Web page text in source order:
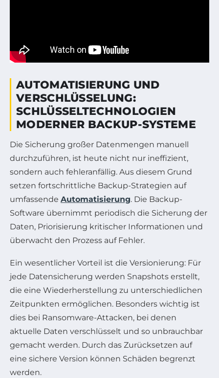
AUTOMATISIERUNG UND
VERSCHLÜSSELUNG:
SCHLÜSSELTECHNOLOGIEN
MODERNER BACKUP-SYSTEME
Die Sicherung großer Datenmengen manuell
durchzuführen, ist heute nicht nur ineffizient,
sondern auch fehleranfällig. Aus diesem Grund
setzen fortschrittliche Backup-Strategien auf
umfassende Automatisierung. Die Backup-
Software übernimmt periodisch die Sicherung der
Daten, Priorisierung kritischer Informationen und
überwacht den Prozess auf Fehler.
Ein wesentlicher Vorteil ist die Versionierung: Für
jede Datensicherung werden Snapshots erstellt,
die eine Wiederherstellung zu unterschiedlichen
Zeitpunkten ermöglichen. Besonders wichtig ist
dies bei Ransomware-Attacken, bei denen
aktuelle Daten verschlüsselt und so unbrauchbar
gemacht werden. Durch das Zurücksetzen auf
eine sichere Version können Schäden begrenzt
werden.